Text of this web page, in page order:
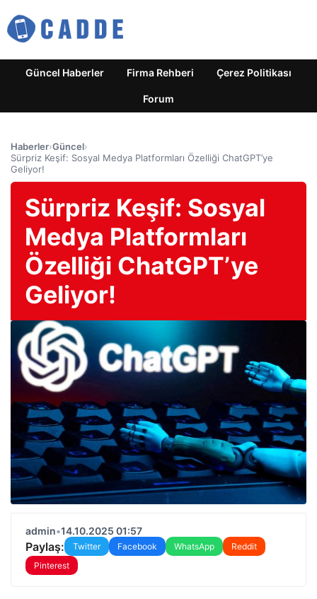
Güncel Haberler Firma Rehberi Çerez Politikası
Forum
Haberler›Güncel›
Sürpriz Keşif: Sosyal Medya Platformları Özelliği ChatGPT’ye
Geliyor!
Sürpriz Keşif: Sosyal
Medya Platformları
Özelliği ChatGPT’ye
Geliyor!
admin•14.10.2025 01:57
Paylaş: Twitter Facebook WhatsApp
Reddit
Pinterest